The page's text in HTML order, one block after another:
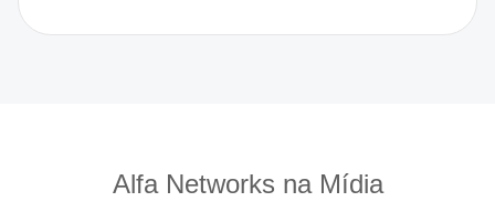
Alfa Networks na Mídia